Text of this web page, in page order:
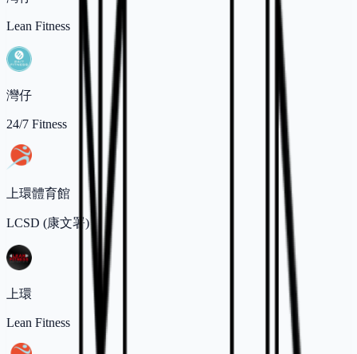
Lean Fitness
灣仔
24/7 Fitness
上環體育館
LCSD (康文署)
上環
Lean Fitness